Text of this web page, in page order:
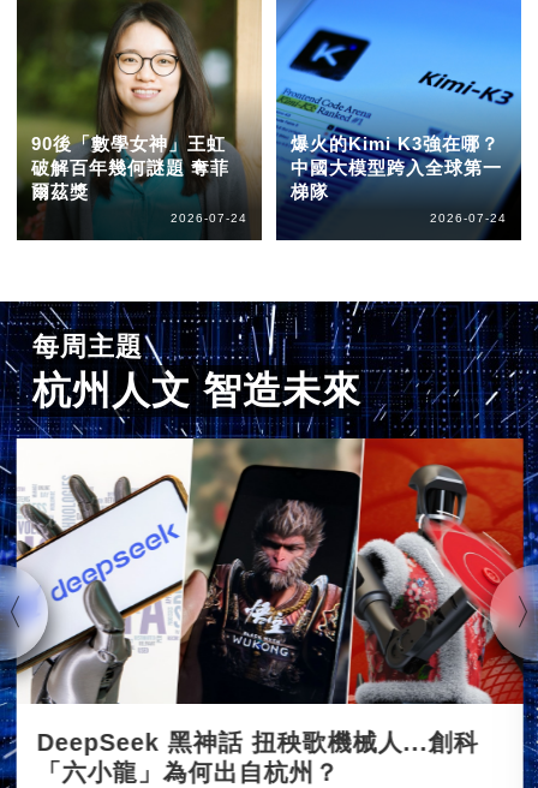
90後「數學女神」王虹
破解百年幾何謎題 奪菲
爾茲獎
2026-07-24
爆火的Kimi K3強在哪？
中國大模型跨入全球第一
梯隊
2026-07-24
每周主題
杭州人文 智造未來
DeepSeek 黑神話 扭秧歌機械人...創科
「六小龍」為何出自杭州？